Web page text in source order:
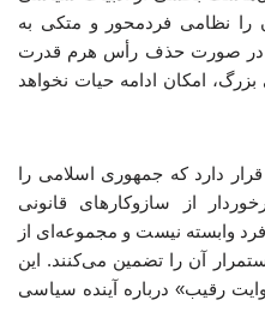
را نظامی فردمحور و متکی به
صورت حذف رأس هرم قدرت
امکان ادامه حیات نخواهد
قرار دارد که جمهوری اسلامی را
از سازوکارهای قانونی
وابسته نیست و مجموعه‌ای از
آن را تضمین می‌کنند. این
رقیب» درباره آینده سیاسی